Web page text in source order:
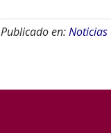
Publicado en:Noticias